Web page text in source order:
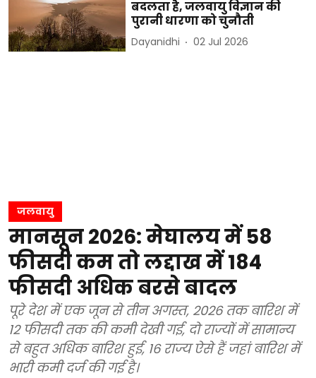
बदलता है, जलवायु विज्ञान की
पुरानी धारणा को चुनौती
Dayanidhi 02 Jul 2026
जलवायु
मानसून 2026: मेघालय में 58
फीसदी कम तो लद्दाख में 184
फीसदी अधिक बरसे बादल
पूरे देश में एक जून से तीन अगस्त, 2026 तक बारिश में
12 फीसदी तक की कमी देखी गई, दो राज्यों में सामान्य
से बहुत अधिक बारिश हुई, 16 राज्य ऐसे हैं जहां बारिश में
भारी कमी दर्ज की गई है।